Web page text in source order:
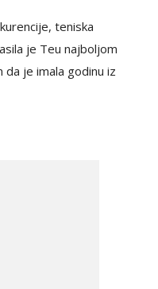
teniska
je Teu najboljom
je imala godinu iz